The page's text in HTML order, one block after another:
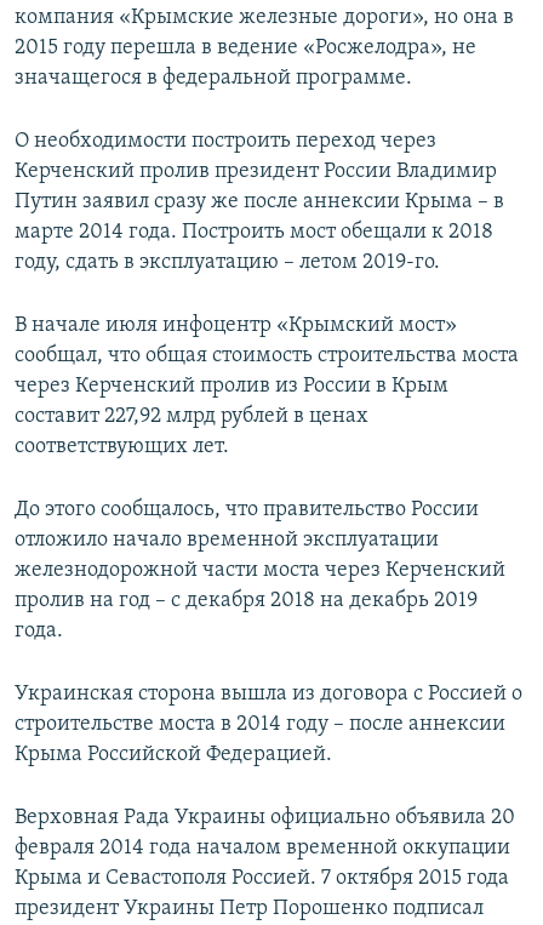
компания «Крымские железные дороги», но она в
2015 году перешла в ведение «Росжелодра», не
значащегося в федеральной программе.
О необходимости построить переход через
Керченский пролив президент России Владимир
Путин заявил сразу же после аннексии Крыма – в
марте 2014 года. Построить мост обещали к 2018
году, сдать в эксплуатацию – летом 2019-го.
В начале июля инфоцентр «Крымский мост»
сообщал, что общая стоимость строительства моста
через Керченский пролив из России в Крым
составит 227,92 млрд рублей в ценах
соответствующих лет.
До этого сообщалось, что правительство России
отложило начало временной эксплуатации
железнодорожной части моста через Керченский
пролив на год – с декабря 2018 на декабрь 2019
года.
Украинская сторона вышла из договора с Россией о
строительстве моста в 2014 году – после аннексии
Крыма Российской Федерацией.
Верховная Рада Украины официально объявила 20
февраля 2014 года началом временной оккупации
Крыма и Севастополя Россией. 7 октября 2015 года
президент Украины Петр Порошенко подписал